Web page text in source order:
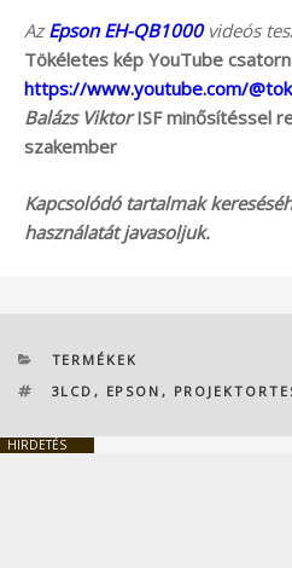
AzEpson EH-QB1000 videós
Tökéletes kép YouTube
https://www.youtube.com/
Balázs ViktorISF minősítéssel
szakember
Kapcsolódó tartalmak
használatát javasoljuk.
KATEGÓRIÁK
TERMÉKEK
CÍMKÉK
3LCD , EPSON ,
HIRDETÉS